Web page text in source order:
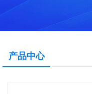
产品中心